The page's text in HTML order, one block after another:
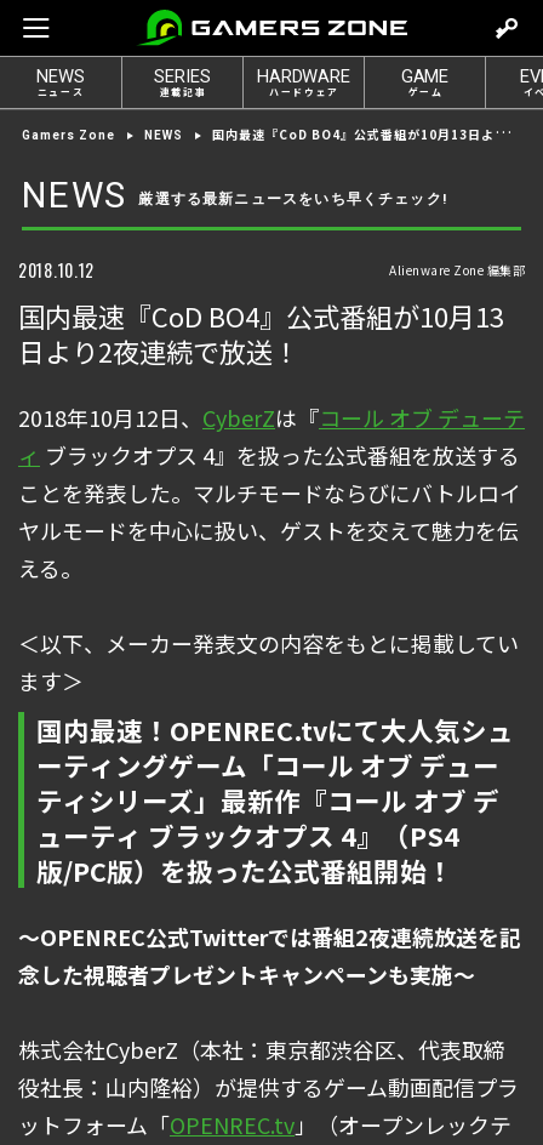
e
t
o
g
n
NEWS
ニュース
SERIES
連載記事
HARDWARE
ハードウェア
GAME
ゲーム イ
Gamers Zone NEWS 国内最速『CoD BO4』公式番組が10月13日より2夜連続で放送！
NEWS 厳選する最新ニュースをいち早くチェック!
2018.10.12 Alienware Zone 編集部
国内最速『CoD BO4』公式番組が10月13
日より2夜連続で放送！
2018年10月12日、 CyberZは『コール オブ デューテ
ィ ブラックオプス 4』を扱った公式番組を放送する
ことを発表した。マルチモードならびにバトルロイ
ヤルモードを中心に扱い、ゲストを交えて魅力を伝
える。
＜以下、メーカー発表文の内容をもとに掲載してい
ます＞
国内最速！OPENREC.tvにて大人気シュ
ーティングゲーム「コール オブ デュー
ティシリーズ」最新作『コール オブ デ
ューティ ブラックオプス 4』（PS4
版/PC版）を扱った公式番組開始！
～OPENREC公式Twitterでは番組2夜連続放送を記
念した視聴者プレゼントキャンペーンも実施～
株式会社CyberZ（本社：東京都渋谷区、代表取締
役社長：山内隆裕）が提供するゲーム動画配信プラ
ットフォーム「OPENREC.tv」（オープンレックテ